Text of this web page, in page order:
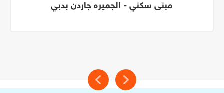
مبنى سكني - الجميره جاردن بدبي